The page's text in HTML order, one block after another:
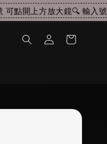
點開上方放大鏡🔍 輸入號